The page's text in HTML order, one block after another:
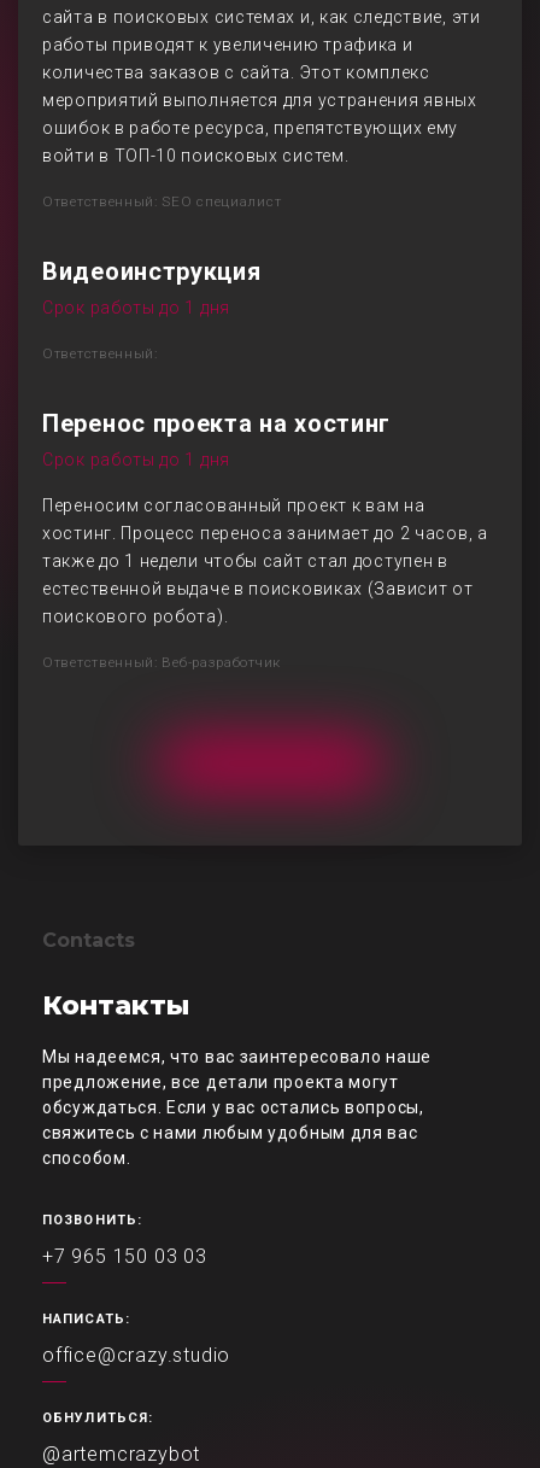
сайта в поисковых системах и, как следствие, эти
работы приводят к увеличению трафика и
количества заказов с сайта. Этот комплекс
мероприятий выполняется для устранения явных
ошибок в работе ресурса, препятствующих ему
войти в ТОП-10 поисковых систем.
Ответственный: SEO специалист
Видеоинструкция
Срок работы до 1 дня
Ответственный:
Перенос проекта на хостинг
Срок работы до 1 дня
Переносим согласованный проект к вам на
хостинг. Процесс переноса занимает до 2 часов, а
также до 1 недели чтобы сайт стал доступен в
естественной выдаче в поисковиках (Зависит от
поискового робота).
Ответственный: Веб-разработчик
Contacts
Контакты
Мы надеемся, что вас заинтересовало наше
предложение, все детали проекта могут
обсуждаться. Если у вас остались вопросы,
свяжитесь с нами любым удобным для вас
способом.
ПОЗВОНИТЬ:
+7 965 150 03 03
НАПИСАТЬ:
office@crazy.studio
ОБНУЛИТЬСЯ:
@artemcrazybot